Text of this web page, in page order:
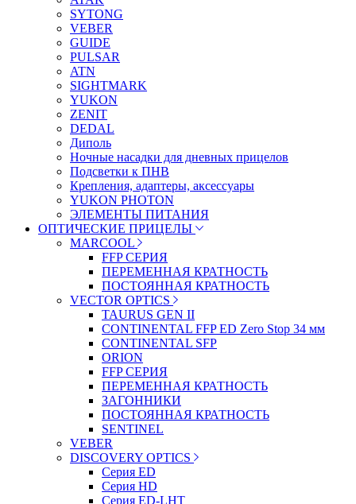
SYTONG
VEBER
GUIDE
PULSAR
ATN
SIGHTMARK
YUKON
ZENIT
DEDAL
Диполь
Ночные насадки для дневных прицелов
Подсветки к ПНВ
Крепления, адаптеры, аксессуары
YUKON PHOTON
ЭЛЕМЕНТЫ ПИТАНИЯ
ОПТИЧЕСКИЕ ПРИЦЕЛЫ
MARCOOL
FFP СЕРИЯ
ПЕРЕМЕННАЯ КРАТНОСТЬ
ПОСТОЯННАЯ КРАТНОСТЬ
VECTOR OPTICS
TAURUS GEN II
CONTINENTAL FFP ED Zero Stop 34 мм
CONTINENTAL SFP
ORION
FFP СЕРИЯ
ПЕРЕМЕННАЯ КРАТНОСТЬ
ЗАГОННИКИ
ПОСТОЯННАЯ КРАТНОСТЬ
SENTINEL
VEBER
DISCOVERY OPTICS
Серия ED
Серия HD
Серия ED-LHT